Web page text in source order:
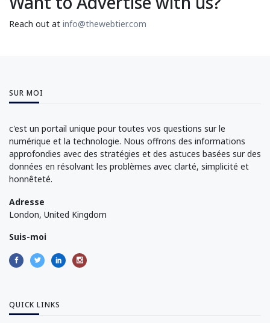
Reach out at info@thewebtier.com
SUR MOI
c'est un portail unique pour toutes vos questions sur le
numérique et la technologie. Nous offrons des informations
approfondies avec des stratégies et des astuces basées sur des
données en résolvant les problèmes avec clarté, simplicité et
honnêteté.
Adresse
London, United Kingdom
Suis-moi
QUICK LINKS